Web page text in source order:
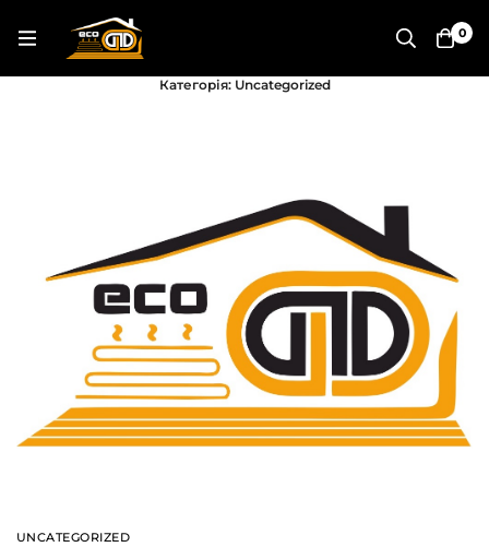
0
Категорія: Uncategorized
UNCATEGORIZED